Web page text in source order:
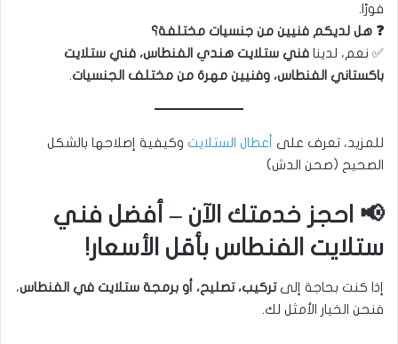
فورًا.
❓ هل لديكم فنيين من جنسيات مختلفة؟
✅ نعم، لدينا فني ستلايت هندي الفنطاس، فني ستلايت
باكستاني الفنطاس، وفنيين مهرة من مختلف الجنسيات.
للمزيد، تعرف على أعطال الستلايت وكيفية إصلاحها بالشكل
الصحيح (صحن الدش)
📢 احجز خدمتك الآن – أفضل فني
ستلايت الفنطاس بأقل الأسعار!
إذا كنت بحاجة إلىتركيب، تصليح، أو برمجة ستلايت في الفنطاس،
فنحن الخيار الأمثل لك.